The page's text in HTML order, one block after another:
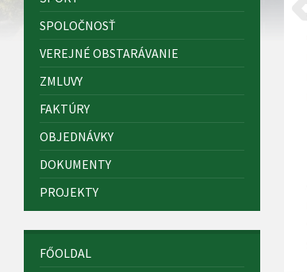
SPOLOČNOSŤ
VEREJNÉ OBSTARÁVANIE
ZMLUVY
FAKTÚRY
OBJEDNÁVKY
DOKUMENTY
PROJEKTY
FŐOLDAL